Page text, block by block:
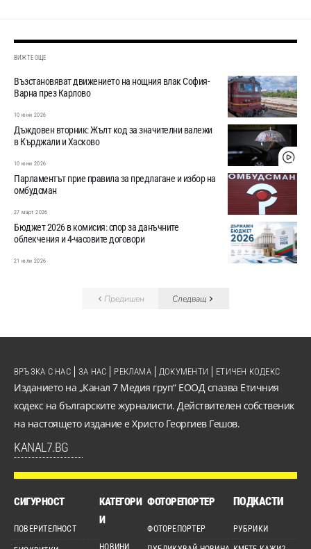
ВИЖТЕ ОЩЕ
Възстановяват движението на нощния влак София-
Варна през Карлово
10 юни 2026
Дъждовен вторник: Жълт код за значителни валежи
в Кърджали и Хасково
10 юни 2026
Парламентът прие правила за предлагане и избор на
омбудсман
27 март 2026
Бюджет 2026 в комисия: спор за данъчните
облекчения и 4-часовите договори
21 юли 2026
Предишен Следващ
Изданието на „Канал 7 Медия груп“ ЕООД спазва Етичния
кодекс на българските журналисти. Действителен собственик
на настоящето издание е Христо Георгиев Гешов.
KANAL7.BG
ВРЪЗКА С НАС ЗА НАС РЕКЛАМА ДОКУМЕНТИ ЕТИЧЕН КОДЕКС
СИГУРНОСТ
ПОВЕРИТЕЛНОСТ
КАТЕГОРИ
И
ФОТОРЕПОРТЕР
ФОТОРЕПОРТЕР
ПОДКАСТИ
РУБРИКИ